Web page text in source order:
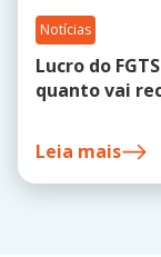
Notícias
Lucro do
quanto vai
Leia mais